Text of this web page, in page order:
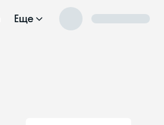
Еще